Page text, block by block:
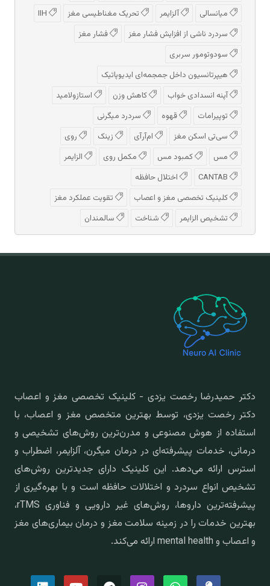
میانسالی
آلزایمر تحریک مغناطیسی مغز
سردرد ناشی از افزایش فشار مغز
فشار مغز
سودوتومور سربری
هیپرتانسیون داخل جمجمه‌ای ایدیوپاتیک
آپنه انسدادی خواب
کاهش وزن
استازولامید
توپیرامات
قهوه
سردرد میگرنی
سی‌تی اسکن مغز
ام‌آر‌آی زینک
روی
مس
کمبود مس مکمل روی
الزایمر
اختلال حافظه
کلینیک تخصصی مغز و اعصاب
تقویت عملکرد مغز
تشخیص الزایمر
شناخت سالمندان
دکتر حمیدرضا رخصت یزدی - کلینیک تخصصی مغز و اعصاب
دکتر رخصت یزدی، توسط بهترین متخصص مغز و اعصاب، با
استفاده از هوش مصنوعی و مدرن‌ترین روش‌های تشخیصی و
درمانی، خدمات پیشرفته‌ای در درمان میگرن، آلزایمر، اضطراب و
استرس ارائه می‌دهد. این کلینیک دارای جدیدترین روش‌های
تشخیص انواع سردرد و اختلالات حافظه است و با بهره‌گیری از
پیشرفته‌ترین داروها، روش‌های غیر دارویی و فناوری rTMS،
بهترین خدمات را در زمینه سلامت مغز و درمان بیماری‌های مغز
و اعصاب و mental health ارائه می‌کند.